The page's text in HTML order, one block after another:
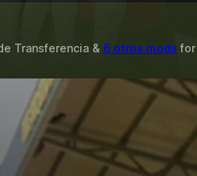
Transferencia & 6 otros mods for